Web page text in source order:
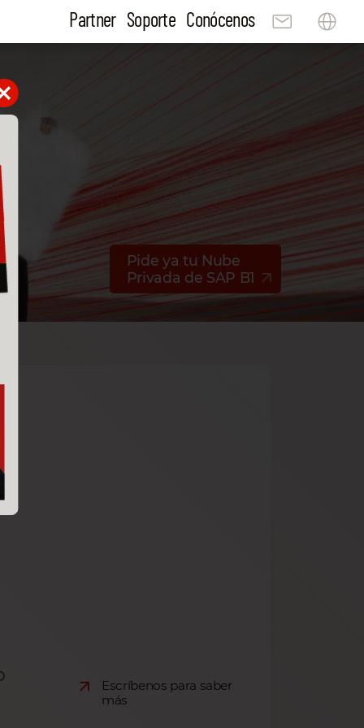
Partner Soporte Conócenos
Pide ya tu Nube
Privada de SAP B1
Escríbenos para saber
más